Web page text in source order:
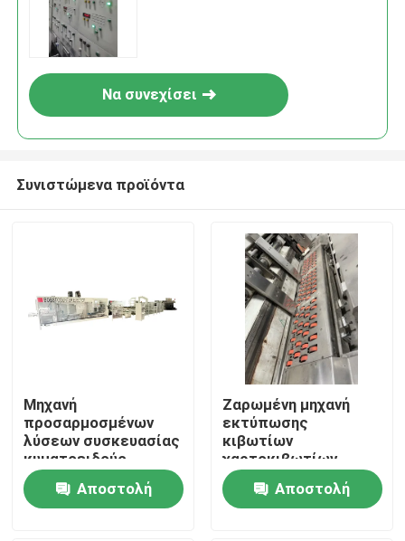
Σπίτι
Να συνεχίσει
Συνιστώμενα προϊόντα
Μηχανή
προσαρμοσμένων
λύσεων συσκευασίας
κυματοειδούς
συσκευασίας
Αποστολή
Ζαρωμένη μηχανή
εκτύπωσης
κιβωτίων
χαρτοκιβωτίων
Αποστολή